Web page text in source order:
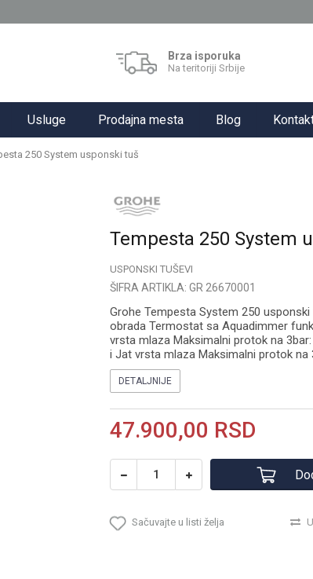
Brza isporuka
Na teritoriji Srbije
Usluge Prodajna mesta Blog
250 System usponski tuš
Tempesta 250 System
USPONSKI TUŠEVI
ŠIFRA ARTIKLA: GR 26670001
Grohe Tempesta System 250
obrada Termostat sa Aquadimmer
vrsta mlaza Maksimalni protok na
i Jat vrsta mlaza Maksimalni protok na
DETALJNIJE
47.900,00 RSD
Sačuvajte u listi želja